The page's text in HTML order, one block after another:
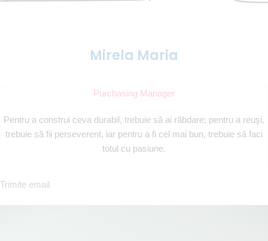
Mirela Maria
Purchasing Manager
Pentru a construi ceva durabil, trebuie să ai răbdare; pentru a reuşi,
trebuie să fii perseverent, iar pentru a fi cel mai bun, trebuie să faci
totul cu pasiune.
Trimite email